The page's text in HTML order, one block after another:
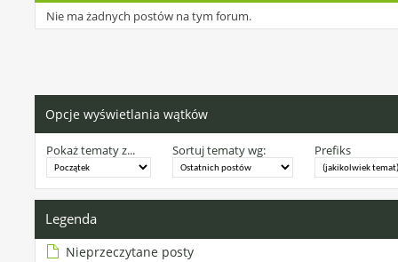
Nie ma żadnych postów na tym forum.
Opcje wyświetlania wątków
Pokaż tematy z... Sortuj tematy wg: Prefiks
Legenda
Nieprzeczytane posty